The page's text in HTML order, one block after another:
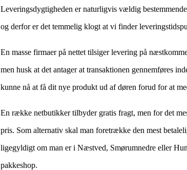
Leveringsdygtigheden er naturligvis vældig
og derfor er det temmelig klogt at vi finder
En masse firmaer på nettet tilsiger levering på
men husk at det antager at transaktionen gennemføres
kunne nå at få dit nye produkt ud af døren forud for at
En række netbutikker tilbyder gratis fragt, men for det
pris. Som alternativ skal man foretrække den mest
ligegyldigt om man er i Næstved, Smørumnedre eller
pakkeshop.